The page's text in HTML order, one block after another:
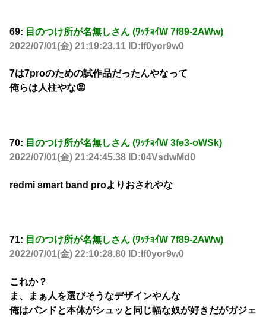
69: 目のつけ所が名無しさん (ﾜｯﾁｮｲW 7f89-2AWw)
2022/07/01(金) 21:19:23.11 ID:lf0yor9w0
7は7proのための試作品だったんやなって
俺らは人柱やな😡
70: 目のつけ所が名無しさん (ﾜｯﾁｮｲW 3fe3-oWSk)
2022/07/01(金) 21:24:45.38 ID:04VsdwMd0
redmi smart band proよりおされやな
71: 目のつけ所が名無しさん (ﾜｯﾁｮｲW 7f89-2AWw)
2022/07/01(金) 22:10:28.80 ID:lf0yor9w0
これか？
ま、まぁ人を選びそうなデザインやんな
俺はバンドと本体がシュッと同じ幅な奴が好きだがガジェ